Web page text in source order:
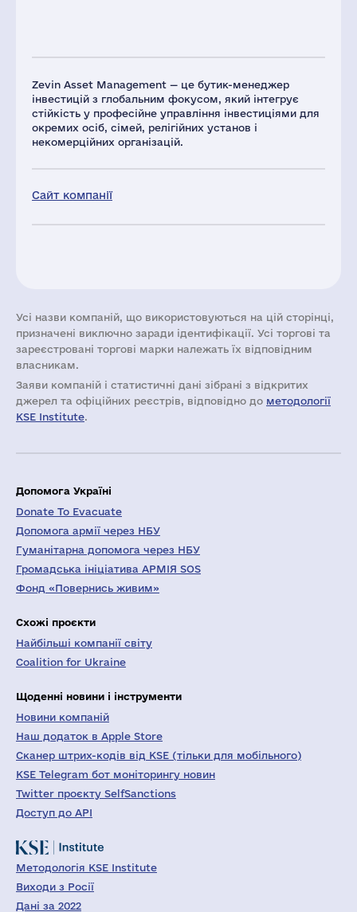
Zevin Asset Management — це бутик-менеджер
інвестицій з глобальним фокусом, який інтегрує
стійкість у професійне управління інвестиціями для
окремих осіб, сімей, релігійних установ і
некомерційних організацій.
Сайт компанії
Усі назви компаній, що використовуються на цій сторінці,
призначені виключно заради ідентифікації. Усі торгові та
зареєстровані торгові марки належать їх відповідним
власникам.
Заяви компаній i статистичні дані зібрані з відкритих
джерел та офіційних реєстрів, відповідно до методології
KSE Institute.
Допомога Україні
Donate To Evacuate
Допомога армії через НБУ
Гуманітарна допомога через НБУ
Громадська ініціатива АРМІЯ SOS
Фонд «Повернись живим»
Схожі проєкти
Найбільші компанії світу
Coalition for Ukraine
Щоденні новини і інструменти
Новини компаній
Наш додаток в Apple Store
Сканер штрих-кодів від KSE (тільки для мобільного)
KSE Telegram бот моніторингу новин
Twitter проєкту SelfSanctions
Доступ до API
Методологія KSE Institute
Виходи з Росії
Дані за 2022